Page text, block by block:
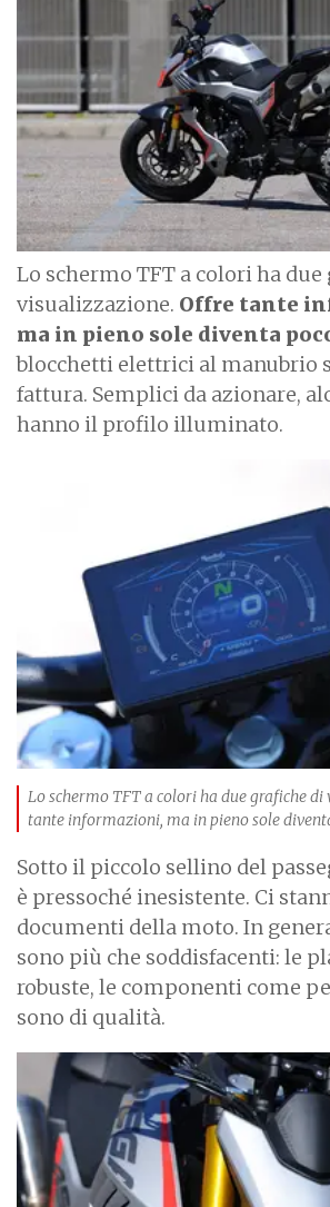
g
e
Lo schermo TFT a colori ha
visualizzazione. Offre tante
ma in pieno sole diventa
blocchetti elettrici al manubrio
fattura. Semplici da azionare,
hanno il profilo illuminato.
Lo schermo TFT a colori ha due grafiche
tante informazioni, ma in pieno sole
Sotto il piccolo sellino del
è pressoché inesistente. Ci
documenti della moto. In
sono più che soddisfacenti: le
robuste, le componenti come
sono di qualità.
m
a
g
e